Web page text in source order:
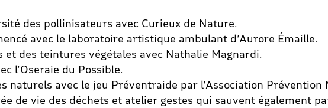
des pollinisateurs avec Curieux de Nature.
avec le laboratoire artistique ambulant d’Aurore Émaille.
et des teintures végétales avec Nathalie Magnardi.
l’Oseraie du Possible.
naturels avec le jeu Préventraide par l’Association Prévention
de vie des déchets et atelier gestes qui sauvent également